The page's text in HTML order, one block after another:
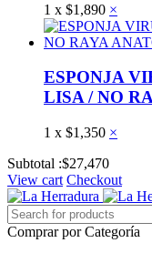
1 x $1,890 ×
ESPONJA
LISA / NO
1 x $1,350 ×
Subtotal :$27,470
View cart Checkout
Comprar por Categoría